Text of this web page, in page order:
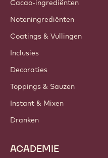
Cacao-ingrediënten
Noteningrediënten
Coatings & Vullingen
Inclusies
Decoraties
Toppings & Sauzen
Instant & Mixen
Dranken
ACADEMIE